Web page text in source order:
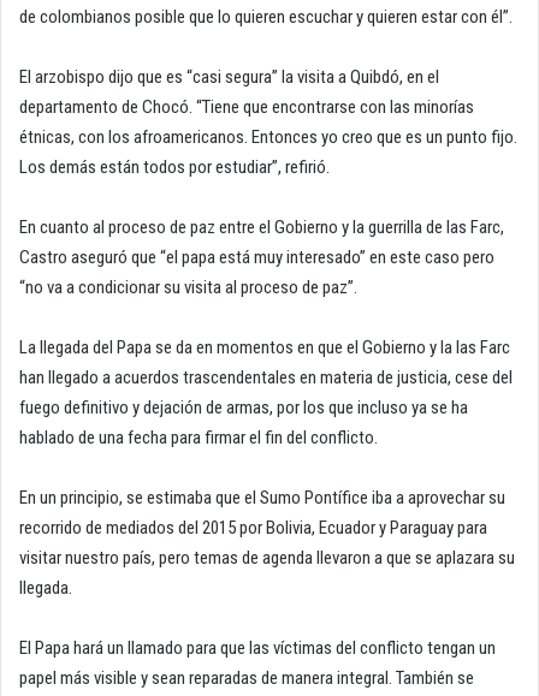
de colombianos posible que lo quieren escuchar y quieren estar con él”.
El arzobispo dijo que es “casi segura” la visita a Quibdó, en el
departamento de Chocó. “Tiene que encontrarse con las minorías
étnicas, con los afroamericanos. Entonces yo creo que es un punto fijo.
Los demás están todos por estudiar”, refirió.
En cuanto al proceso de paz entre el Gobierno y la guerrilla de las Farc,
Castro aseguró que “el papa está muy interesado” en este caso pero
“no va a condicionar su visita al proceso de paz”.
La llegada del Papa se da en momentos en que el Gobierno y la las Farc
han llegado a acuerdos trascendentales en materia de justicia, cese del
fuego definitivo y dejación de armas, por los que incluso ya se ha
hablado de una fecha para firmar el fin del conflicto.
En un principio, se estimaba que el Sumo Pontífice iba a aprovechar su
recorrido de mediados del 2015 por Bolivia, Ecuador y Paraguay para
visitar nuestro país, pero temas de agenda llevaron a que se aplazara su
llegada.
El Papa hará un llamado para que las víctimas del conflicto tengan un
papel más visible y sean reparadas de manera integral. También se